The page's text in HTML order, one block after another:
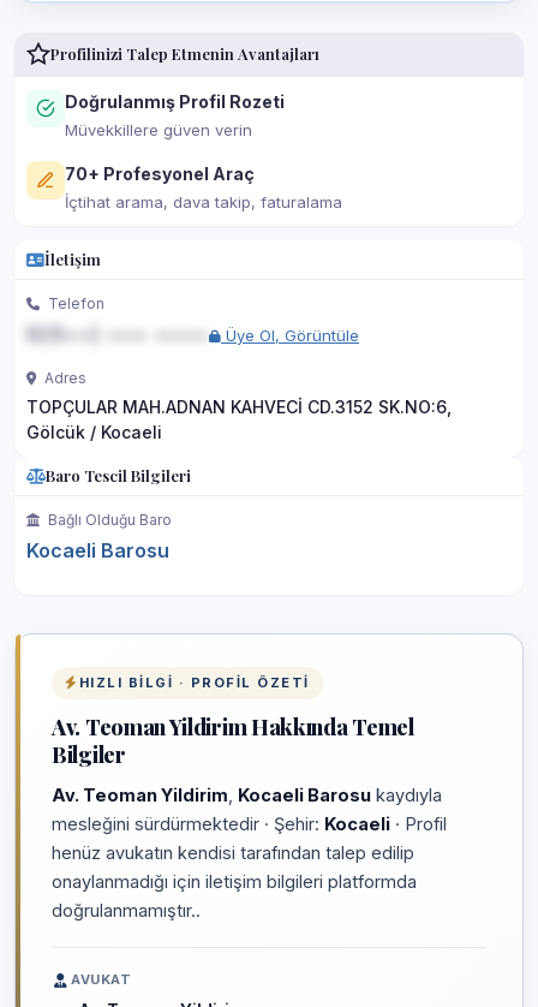
Profilinizi Talep Etmenin Avantajları
Doğrulanmış Profil Rozeti
Müvekkillere güven verin
70+ Profesyonel Araç
İçtihat arama, dava takip, faturalama
İletişim
Telefon
Üye Ol, Görüntüle
Adres
TOPÇULAR MAH.ADNAN KAHVECİ CD.3152 SK.NO:6,
Gölcük / Kocaeli
Baro Tescil Bilgileri
Bağlı Olduğu Baro
Kocaeli Barosu
HIZLI BILGI · PROFIL ÖZETI
Av. Teoman Yildirim Hakkında Temel
Bilgiler
Av. Teoman Yildirim Kocaeli Barosu kaydıyla
mesleğini sürdürmektedir · Şehir: Kocaeli · Profil
henüz avukatın kendisi tarafından talep edilip
onaylanmadığı için iletişim bilgileri platformda
doğrulanmamıştır..
AVUKAT